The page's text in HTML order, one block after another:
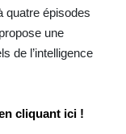
quatre épisodes
une
de l’intelligence
cliquant ici !